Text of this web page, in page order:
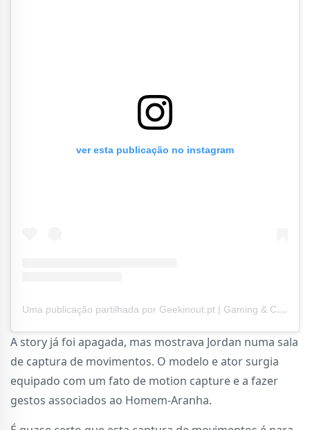
ver esta publicação no instagram
Uma publicação partilhada por Geekinout.pt | Gaming & Cultura Geek (@geekinout.pt)
A story já foi apagada, mas mostrava Jordan numa sala
de captura de movimentos. O modelo e ator surgia
equipado com um fato de motion capture e a fazer
gestos associados ao Homem-Aranha.